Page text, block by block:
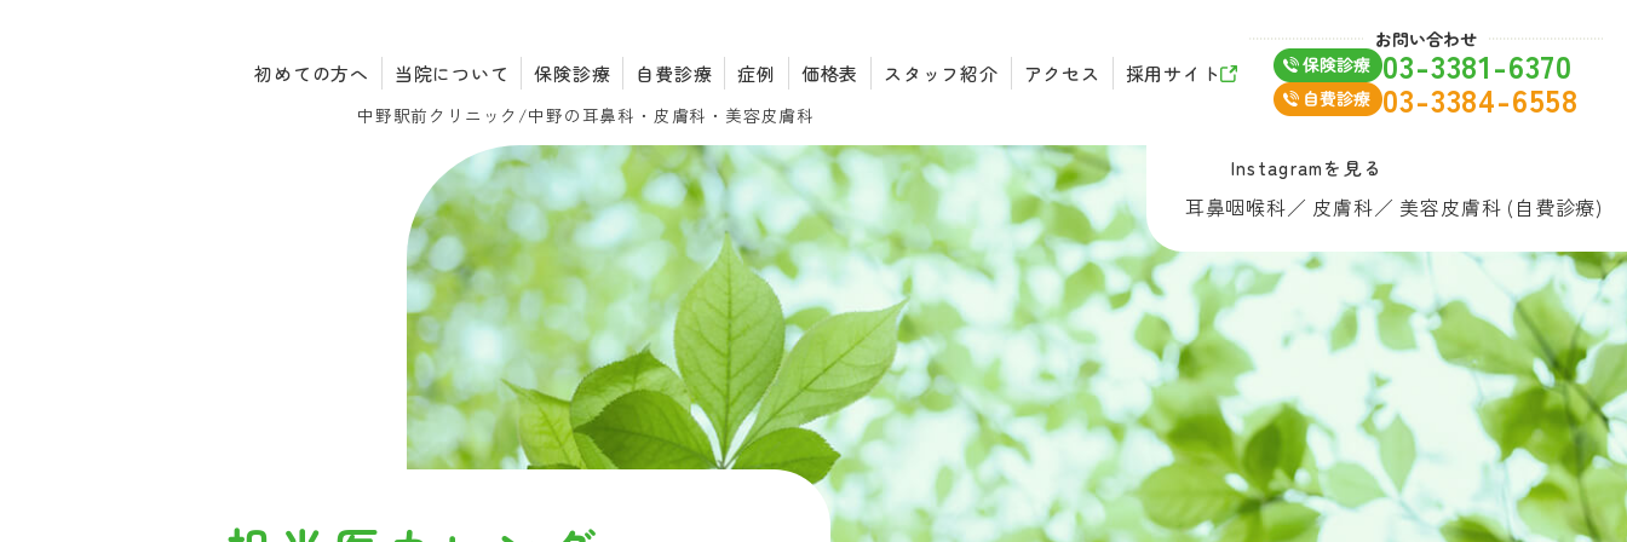
中野駅前クリニック/中野の耳鼻科・皮膚科・ 美容皮膚科
初めての方へ 当院について 保険診療 自費診療 症例 価格表 スタッフ紹介 アクセス 採用サイト
お問い合わせ
03-3381-6370
03-3384-6558
Instagramを見る
耳鼻咽喉科／ 皮膚科／ 美容皮膚科 (自費診療)